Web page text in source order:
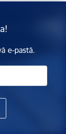
e-pastā.